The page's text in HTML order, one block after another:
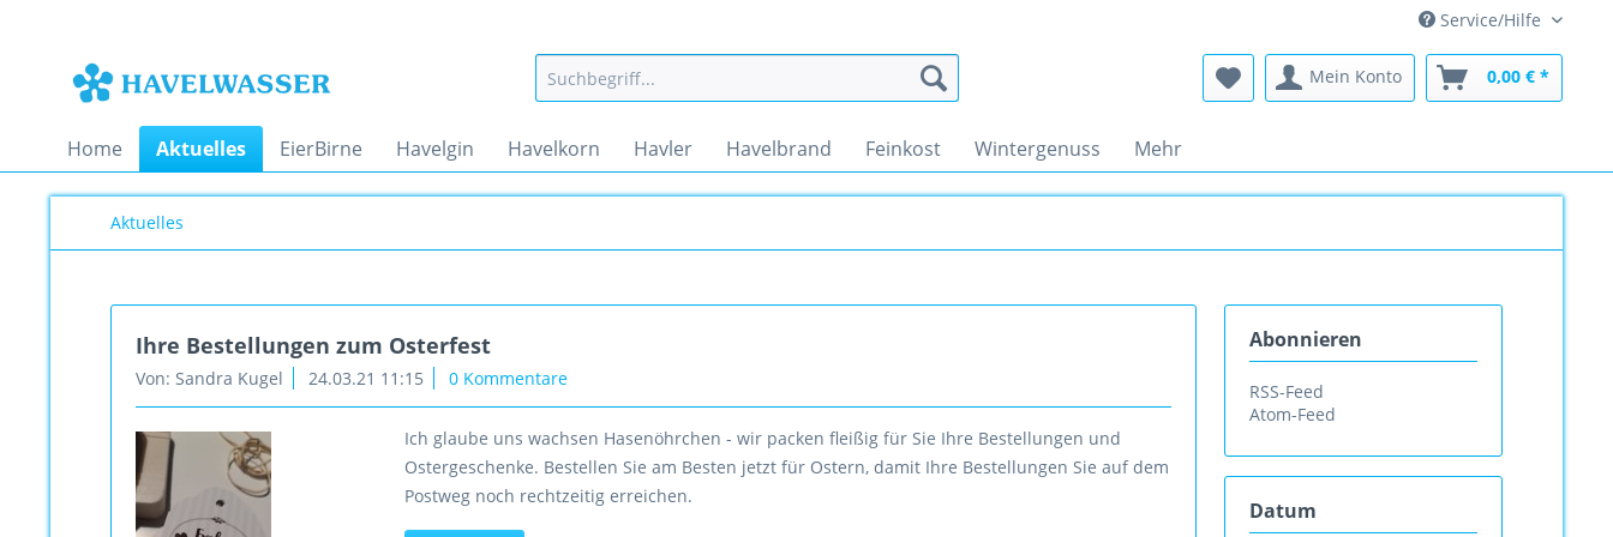
Service/Hilfe
Mein Konto 0,00 € *
Home Aktuelles EierBirne Havelgin Havelkorn Havler Havelbrand Feinkost Wintergenuss Mehr
Aktuelles
Abonnieren
RSS-Feed
Atom-Feed
Datum
Ihre Bestellungen zum Osterfest
Von: Sandra Kugel 24.03.21 11:15 0 Kommentare
Ich glaube uns wachsen Hasenöhrchen - wir packen fleißig für Sie Ihre Bestellungen und
Ostergeschenke. Bestellen Sie am Besten jetzt für Ostern, damit Ihre Bestellungen Sie auf dem
Postweg noch rechtzeitig erreichen.